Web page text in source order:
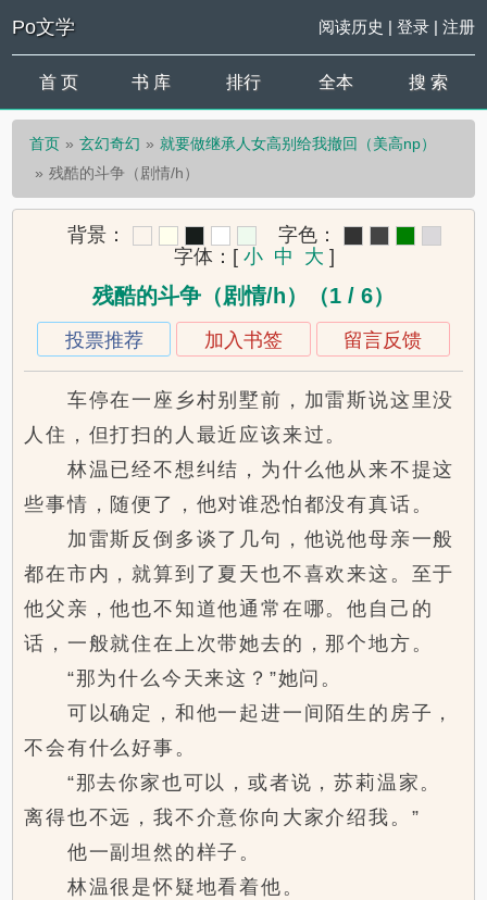
Po文学 阅读历史 | 登录| 注册
首 页 书 库 排行 全本 搜 索
首页 玄幻奇幻
就要做继承人女高别给我撤回（美高np）
残酷的斗争（剧情/h）
背景：
字色：
字体： [ 小 中 大 ]
残酷的斗争（剧情/h）（1 / 6）
投票推荐 加入书签 留言反馈
车停在一座乡村别墅前，加雷斯说这里没
人住，但打扫的人最近应该来过。
林温已经不想纠结，为什么他从来不提这
些事情，随便了，他对谁恐怕都没有真话。
加雷斯反倒多谈了几句，他说他母亲一般
都在市内，就算到了夏天也不喜欢来这。至于
他父亲，他也不知道他通常在哪。他自己的
话，一般就住在上次带她去的，那个地方。
“那为什么今天来这？”她问。
可以确定，和他一起进一间陌生的房子，
不会有什么好事。
“那去你家也可以，或者说，苏莉温家。
离得也不远，我不介意你向大家介绍我。”
他一副坦然的样子。
林温很是怀疑地看着他。